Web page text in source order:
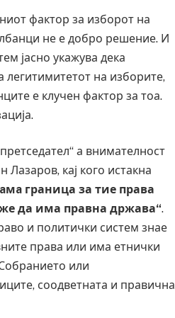
фактор за изборот на
не е добро решение. И
јасно укажува дека
на изборите,
е клучен фактор за тоа.
а внимателност
Лазаров, кај кого истакна
граница за тие права
да има правна држава“.
и политички систем знае
права или има етнички
или
соодветната и правична